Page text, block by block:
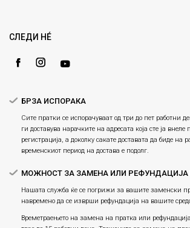
Gift Card
Замена и рефундација на производи
СЛЕДИ НÉ
БРЗА ИСПОРАКА
Сите пратки се испорачуваат од три до пет работни
ги доставува нарачките на адресата која сте ја внеле
регистрација, а доколку сакате доставата да биде на
временскиот период на достава е подолг.
МОЖНОСТ ЗА ЗАМЕНА ИЛИ РЕФУНДАЦИЈА
Нашата служба ќе се погрижи за вашите заменски
навремено да се изврши рефундација на вашите
Времетраењето на замена на пратка или